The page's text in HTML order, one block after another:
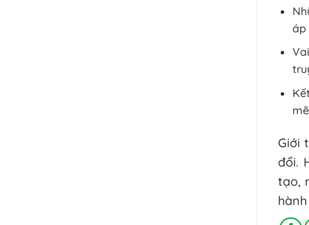
áp
Giới
đổi.
tạo,